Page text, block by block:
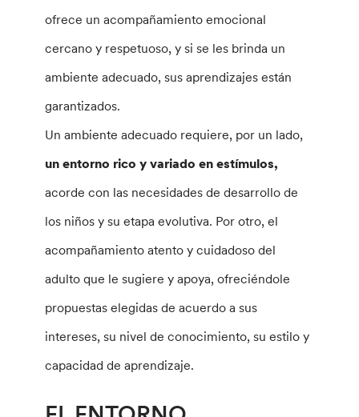
ofrece un acompañamiento emocional
cercano y respetuoso, y si se les brinda un
ambiente adecuado, sus aprendizajes están
garantizados.
Un ambiente adecuado requiere, por un lado,
un entorno rico y variado en estímulos,
acorde con las necesidades de desarrollo de
los niños y su etapa evolutiva. Por otro, el
acompañamiento atento y cuidadoso del
adulto que le sugiere y apoya, ofreciéndole
propuestas elegidas de acuerdo a sus
intereses, su nivel de conocimiento, su estilo y
capacidad de aprendizaje.